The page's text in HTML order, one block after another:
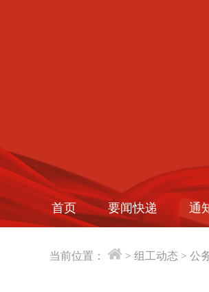
首页 要闻快递 通
当前位置： > 组工动态 > 公